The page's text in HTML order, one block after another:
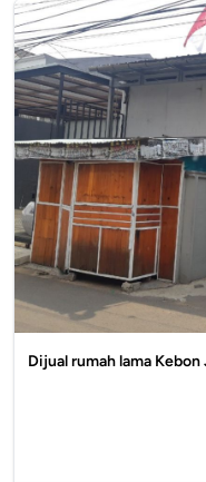
Dijual rumah lama